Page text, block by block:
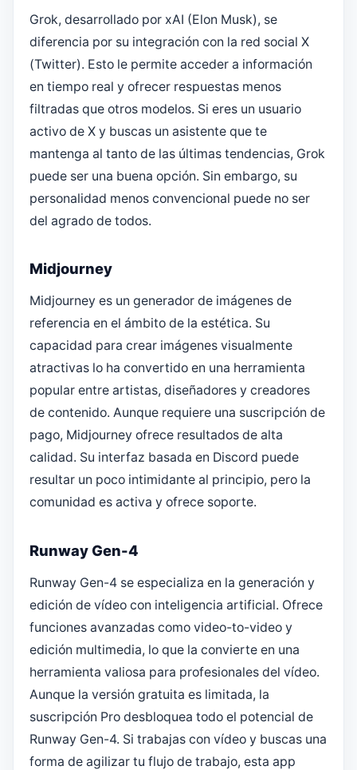
Grok, desarrollado por xAI (Elon Musk), se
diferencia por su integración con la red social X
(Twitter). Esto le permite acceder a información
en tiempo real y ofrecer respuestas menos
filtradas que otros modelos. Si eres un usuario
activo de X y buscas un asistente que te
mantenga al tanto de las últimas tendencias, Grok
puede ser una buena opción. Sin embargo, su
personalidad menos convencional puede no ser
del agrado de todos.
Midjourney
Midjourney es un generador de imágenes de
referencia en el ámbito de la estética. Su
capacidad para crear imágenes visualmente
atractivas lo ha convertido en una herramienta
popular entre artistas, diseñadores y creadores
de contenido. Aunque requiere una suscripción de
pago, Midjourney ofrece resultados de alta
calidad. Su interfaz basada en Discord puede
resultar un poco intimidante al principio, pero la
comunidad es activa y ofrece soporte.
Runway Gen-4
Runway Gen-4 se especializa en la generación y
edición de vídeo con inteligencia artificial. Ofrece
funciones avanzadas como video-to-video y
edición multimedia, lo que la convierte en una
herramienta valiosa para profesionales del vídeo.
Aunque la versión gratuita es limitada, la
suscripción Pro desbloquea todo el potencial de
Runway Gen-4. Si trabajas con vídeo y buscas una
forma de agilizar tu flujo de trabajo, esta app